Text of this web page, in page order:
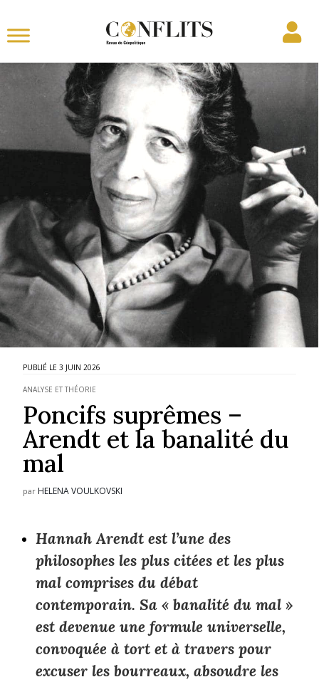
3 JUIN 2026
ANALYSE ET THÉORIE
Poncifs suprêmes –
Arendt et la banalité du
mal
par HELENA VOULKOVSKI
Hannah Arendt est l’une des
philosophes les plus citées et les plus
mal comprises du débat
contemporain. Sa « banalité du mal »
est devenue une formule universelle,
convoquée à tort et à travers pour
excuser les bourreaux, absoudre les